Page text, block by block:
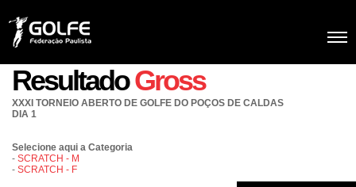
ResultadoGross
XXXI TORNEIO ABERTO DE GOLFE DO POÇOS DE CALDAS
DIA 1
Selecione aqui a Categoria
- SCRATCH - M
- SCRATCH - F